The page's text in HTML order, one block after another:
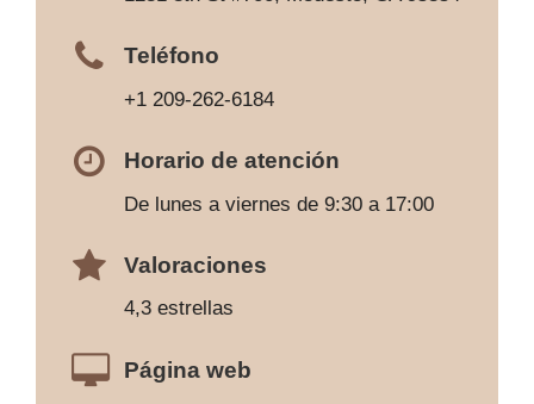
Teléfono
+1 209-262-6184
Horario de atención
De lunes a viernes de 9:30 a 17:00
Valoraciones
4,3 estrellas
Página web